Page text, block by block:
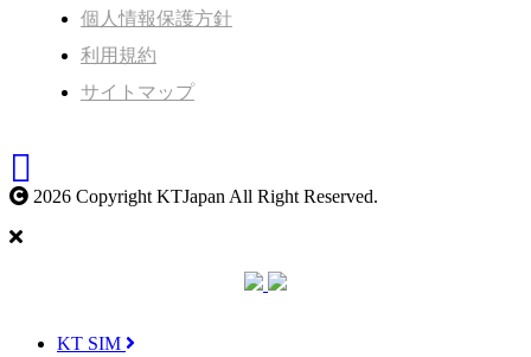
個人情報保護方針
利用規約
サイトマップ
2026 Copyright KTJapan All Right Reserved.
KT SIM